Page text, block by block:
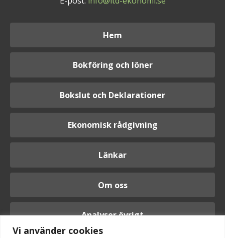
Vi använder cookies
Hem
Bokföring och löner
Bokslut och Deklarationer
Ekonomisk rådgivning
Länkar
Om oss
Analyser övrigt